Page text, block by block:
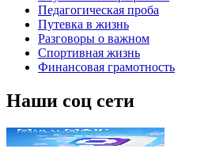
Педагогическая проба
Путевка в жизнь
Разговоры о важном
Спортивная жизнь
Финансовая грамотность
Наши соц сети